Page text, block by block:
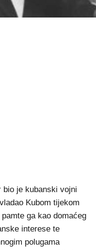
bio je kubanski vojni
Kubom tijekom
ga kao domaćeg
interese te
polugama